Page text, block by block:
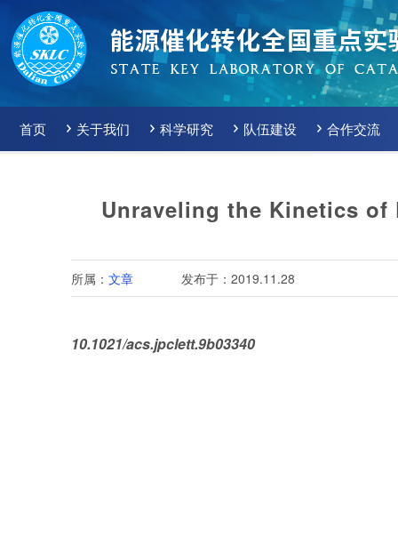
首页 关于我们 科学研究 队伍建设 合作交流
Unraveling the Kinetics of
所属： 文章 发布于：2019.11.28
10.1021/acs.jpclett.9b03340